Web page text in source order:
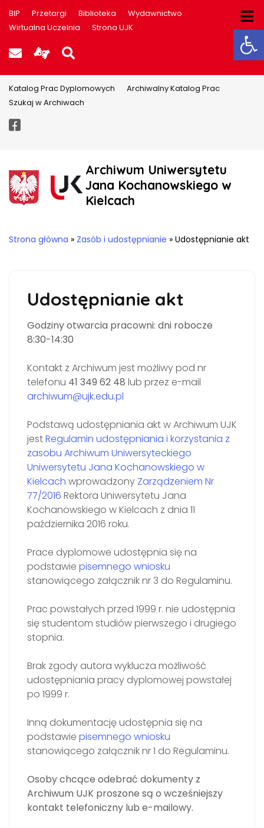
BIP Przetargi Biblioteka
Wydawnictwo
Wirtualna Uczelnia
Strona UJK
Poczta UJK
Informacje dla użytkowników
Szukaj na stronie
Katalog Prac Dyplomowych
Archiwalny Katalog Prac
Szukaj w Archiwach
Facebook
Archiwum Uniwersytetu
Jana Kochanowskiego w
Kielcach
Strona główna » Zasób i udostępnianie » Udostępnianie akt
Udostępnianie akt
Godziny otwarcia pracowni: dni robocze
8:30-14:30
Kontakt z Archiwum jest możliwy pod nr
telefonu 41 349 62 48 lub przez e-mail
archiwum@ujk.edu.pl
Podstawą udostępniania akt w Archiwum UJK
jestRegulamin udostępniania i korzystania z
zasobu Archiwum Uniwersyteckiego
Uniwersytetu Jana Kochanowskiego w
Kielcach wprowadzony Zarządzeniem Nr
77/2016 Rektora Uniwersytetu Jana
Kochanowskiego w Kielcach z dnia 11
października 2016 roku.
Prace dyplomowe udostępnia się na
podstawie pisemnego wniosku
stanowiącego załącznik nr 3 do Regulaminu.
Prac powstałych przed 1999 r. nie udostępnia
się studentom studiów pierwszego i drugiego
stopnia.
Brak zgody autora wyklucza możliwość
udostępniania pracy dyplomowej powstałej
po 1999 r.
Inną dokumentację udostępnia się na
podstawie pisemnego wniosku
stanowiącego załącznik nr 1 do Regulaminu.
Osoby chcące odebrać dokumenty z
Archiwum UJK proszone są o wcześniejszy
kontakt telefoniczny lub e-mailowy.